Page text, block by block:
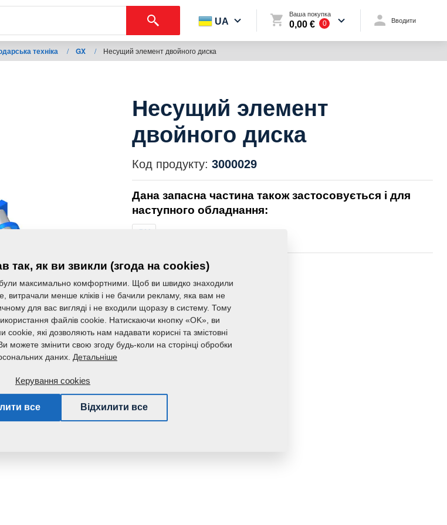
UA
Ваша покупка
0,00 € 0 Вводити
техніка / GX / Несущий элемент двойного диска
Несущий элемент
двойного диска
Код продукту: 3000029
Дана запасна частина також застосовується і для
наступного обладнання:
GX
Маса:
так, як ви звикли (згода на cookies)
максимально комфортними. Щоб ви швидко знаходили
витрачали менше кліків і не бачили рекламу, яка вам не
для вас вигляді і не входили щоразу в систему. Тому
файлів cookie. Натискаючи кнопку «OK», ви
cookie, які дозволяють нам надавати корисні та змістовні
можете змінити свою згоду будь-коли на сторінці обробки
даних. Детальніше
Керування cookies
все Відхилити все